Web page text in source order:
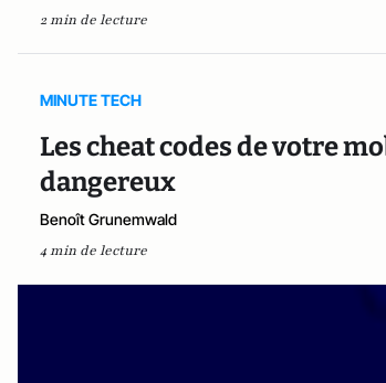
2 min de lecture
MINUTE TECH
Les cheat codes de votre
dangereux
Benoît Grunemwald
4 min de lecture